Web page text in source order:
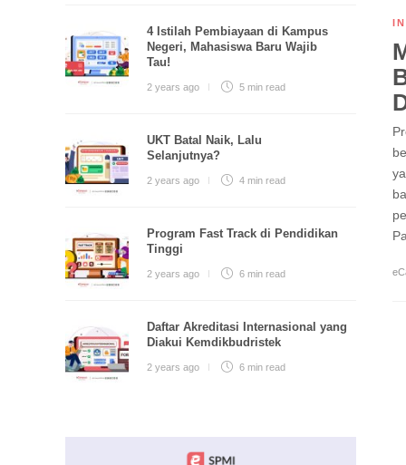
4 Istilah Pembiayaan di Kampus
Negeri, Mahasiswa Baru Wajib
Tau!
2 years ago 5 min read
UKT Batal Naik, Lalu
Selanjutnya?
2 years ago 4 min read
Program Fast Track di Pendidikan
Tinggi
2 years ago 6 min read
Daftar Akreditasi Internasional yang
Diakui Kemdikbudristek
2 years ago 6 min read